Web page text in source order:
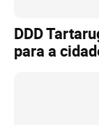
DDD
para a